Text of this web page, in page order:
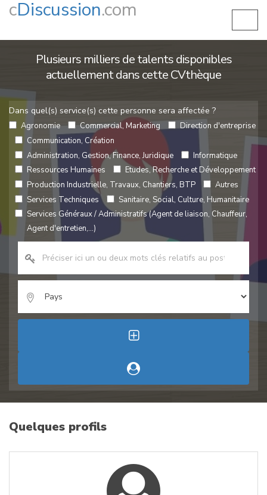
cDiscussion.com
Plusieurs milliers de talents disponibles
actuellement dans cette CVthèque
Dans quel(s) service(s) cette personne sera affectée ?
Agronomie Commercial, Marketing
Direction d'entreprise
Communication, Création
Administration, Gestion, Finance, Juridique
Informatique
Ressources Humaines
Etudes, Recherche et Développement
Production Industrielle, Travaux, Chantiers, BTP
Autres
Services Techniques
Sanitaire, Social, Culture, Humanitaire
Services Généraux / Administratifs (Agent de liaison, Chauffeur,
Agent d'entretien,...)
Quelques profils